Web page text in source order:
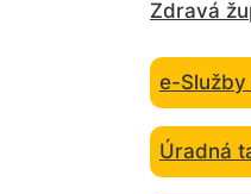
Zdravá
e-
Úradná